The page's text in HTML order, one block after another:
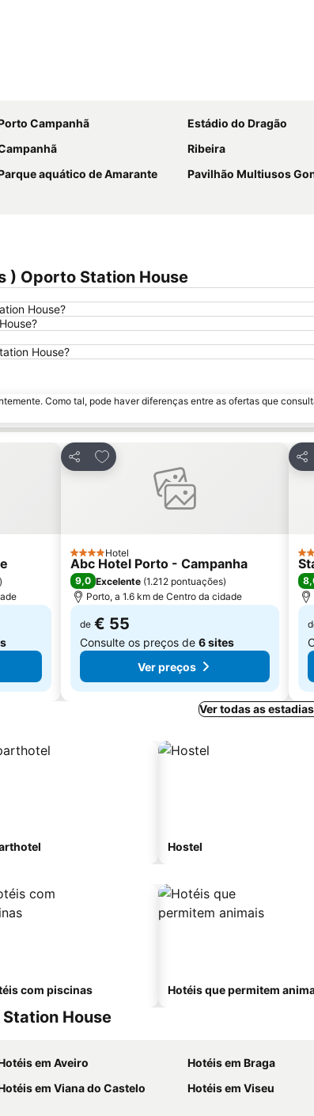
Campanhã
Estádio do Dragão
Ribeira
aquático de Amarante
Pavilhão Multiusos
) Oporto Station House
House?
House?
Como tal, pode haver diferenças entre as ofertas que
)
Partilhar
Adicionar aos favoritos
4 Estrelas
Hotel
Abc Hotel Porto - Campanha
9,0 Excelente (1.212 pontuações)
Porto, a 1.6 km de Centro da cidade
de € 55
Consulte os preços de 6 sites
Ver preços
3
Ver todas as
Hostel
com piscinas Hotéis que permitem
House
em Aveiro
Hotéis em Braga
em Viana do Castelo
Hotéis em Viseu